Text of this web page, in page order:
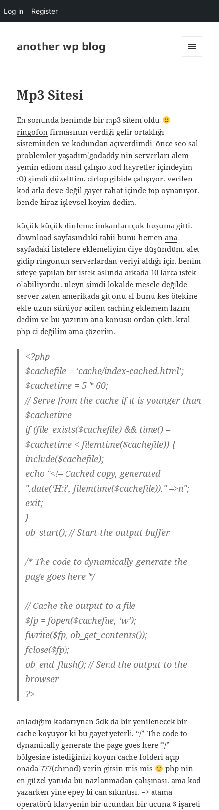
Log in Register
another wp blog
Mp3 Sitesi
En sonunda benimde birmp3 sitem oldu
ringofon firmasının verdiği gelir ortaklığı
sisteminden ve kodundan açıverdimdi. önce seo sal
problemler yaşadım(godaddy nin serverları alem
yemin ediom nasıl çalışıo kod hayretler içindeyim
:O) şimdi düzelttim. cirlop gibide çalışıyor. verilen
kod atla deve değil gayet rahat içinde top oynanıyor.
bende biraz işlevsel koyim dedim.
küçük küçük dinleme imkanları çok hoşuma gitti.
download sayfasındaki tabii bunu hemenana
sayfadaki listelere eklemeliyim diye düşündüm. alet
gidip ringonun serverlardan veriyi aldığı için benim
siteye yapılan bir istek aslında arkada 10 larca istek
olabiliyordu. uleyn şimdi lokalde mesele değilde
server zaten amerikada git onu al bunu kes ötekine
ekle uzun sürüyor acilen caching eklemem lazım
dedim ve bu yazının ana konusu ordan çıktı. kral
php ci değilim ama çözerim.
<?php
$cachefile = ‘cache/index-cached.html’;
$cachetime = 5 * 60;
// Serve from the cache if it is younger than
$cachetime
if (file_exists($cachefile) && time() –
$cachetime < filemtime($cachefile)) {
include($cachefile);
echo "<!– Cached copy, generated
".date(‘H:i’, filemtime($cachefile))." –>n";
exit;
}
ob_start(); // Start the output buffer
/* The code to dynamically generate the
page goes here */
// Cache the output to a file
$fp = fopen($cachefile, ‘w’);
fwrite($fp, ob_get_contents());
fclose($fp);
ob_end_flush(); // Send the output to the
browser
?>
anladığım kadarıynan 5dk da bir yenilenecek bir
cache koyuyor ki bu gayet yeterli. “/* The code to
dynamically generate the page goes here */”
bölgesine istediğinizi koyun cache folderi açıp
onada 777(chmod) verin gitsin mis mis
php nin
en güzel yanıda bu nazlanmadan çalışması. ama kod
yazarken yine epey bi can sıkıntısı. => atama
operatörü klavyenin bir ucundan bir ucuna $ işareti